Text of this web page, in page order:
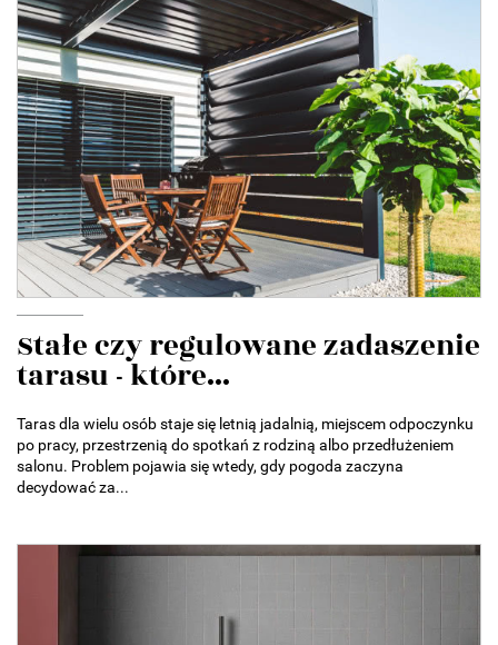
Stałe czy regulowane zadaszenie
tarasu - które...
Taras dla wielu osób staje się letnią jadalnią, miejscem odpoczynku
po pracy, przestrzenią do spotkań z rodziną albo przedłużeniem
salonu. Problem pojawia się wtedy, gdy pogoda zaczyna
decydować za...